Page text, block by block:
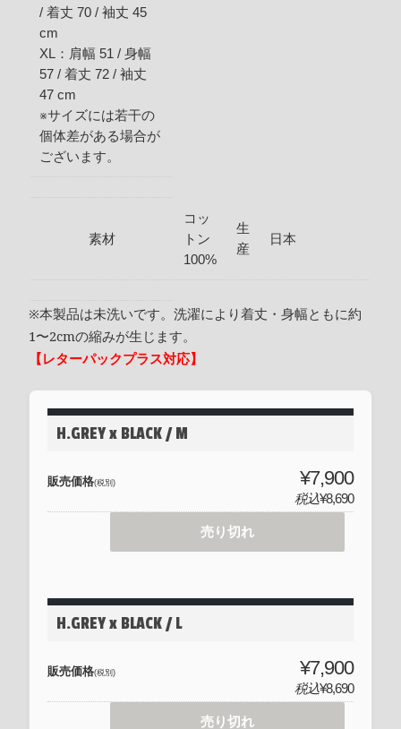
/ 着丈 70 / 袖丈 45
cm
XL：肩幅 51 / 身幅
57 / 着丈 72 / 袖丈
47 cm
※サイズには若干の
個体差がある場合が
ございます。
素材
コッ
トン
100%
生
産
日本
※本製品は未洗いです。洗濯により着丈・身幅ともに約
1〜2cmの縮みが生じます。
【レターパックプラス対応】
H.GREY x BLACK / M
販売価格(税別) ¥7,900
税込¥8,690
売り切れ
H.GREY x BLACK / L
販売価格(税別) ¥7,900
税込¥8,690
売り切れ